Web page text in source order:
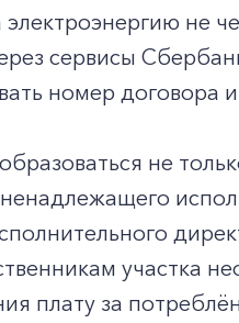
электроэнергию не
сервисы
номер
не
участка
плату за